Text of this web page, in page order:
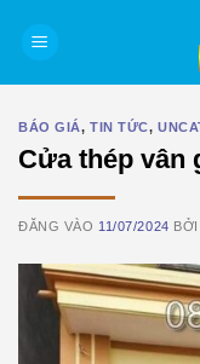
BÁO GIÁ,TIN TỨC,
Cửa thép vân
ĐĂNG VÀO 11/07/2024